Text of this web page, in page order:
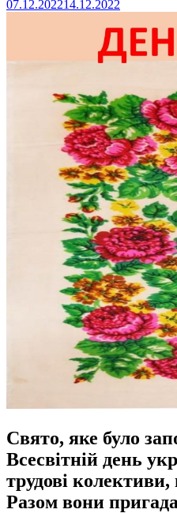
07.12.202214.12.2022
Свято, яке було
Всесвітній день
трудові колективи,
Разом вони